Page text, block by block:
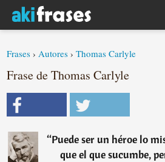
Frases ›Autores ›Thomas Carlyle
Frase de Thomas Carlyle
“Puede ser un héroe lo
que el que sucumbe,